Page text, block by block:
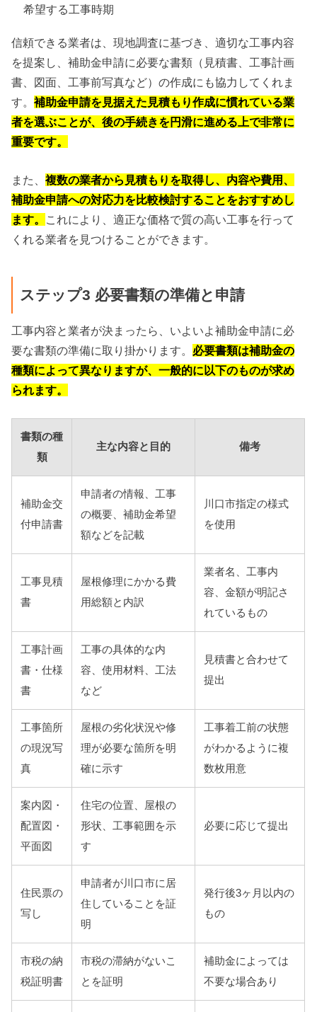
希望する工事時期
信頼できる業者は、現地調査に基づき、適切な工事内容
を提案し、補助金申請に必要な書類（見積書、工事計画
書、図面、工事前写真など）の作成にも協力してくれま
す。補助金申請を見据えた見積もり作成に慣れている業
者を選ぶことが、後の手続きを円滑に進める上で非常に
重要です。
また、複数の業者から見積もりを取得し、内容や費用、
補助金申請への対応力を比較検討することをおすすめし
ます。 これにより、適正な価格で質の高い工事を行って
くれる業者を見つけることができます。
ステップ3 必要書類の準備と申請
工事内容と業者が決まったら、いよいよ補助金申請に必
要な書類の準備に取り掛かります。 必要書類は補助金の
種類によって異なりますが、一般的に以下のものが求め
られます。
書類の種
類
主な内容と目的 備考
補助金交
付申請書
申請者の情報、工事
の概要、補助金希望
額などを記載
川口市指定の様式
を使用
工事見積
書
屋根修理にかかる費
用総額と内訳
業者名、工事内
容、金額が明記さ
れているもの
工事計画
書・仕様
書
工事の具体的な内
容、使用材料、工法
など
見積書と合わせて
提出
工事箇所
の現況写
真
屋根の劣化状況や修
理が必要な箇所を明
確に示す
工事着工前の状態
がわかるように複
数枚用意
案内図・
配置図・
平面図
住宅の位置、屋根の
形状、工事範囲を示
す
必要に応じて提出
住民票の
写し
申請者が川口市に居
住していることを証
明
発行後3ヶ月以内の
もの
市税の納
税証明書
市税の滞納がないこ
とを証明
補助金によっては
不要な場合あり